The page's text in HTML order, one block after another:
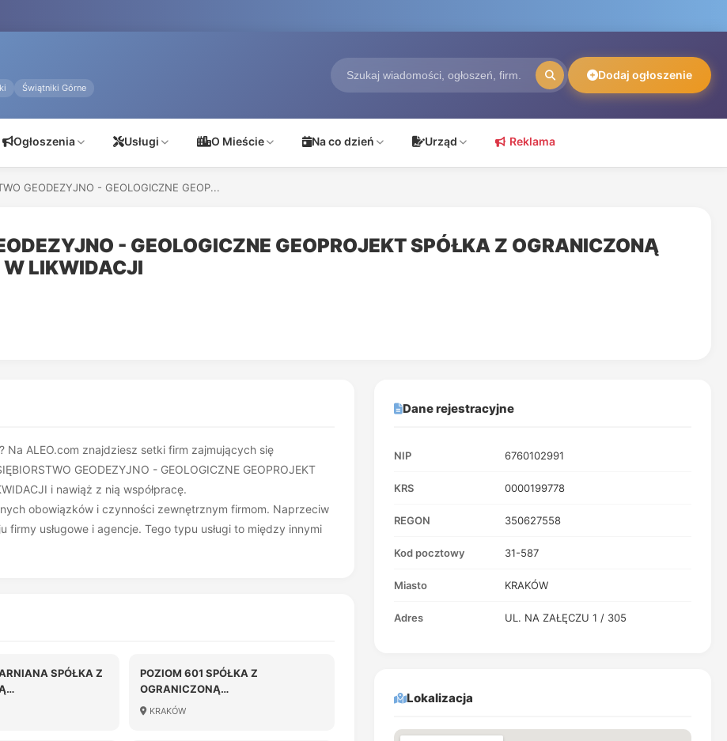
Świątniki Górne
Dodaj ogłoszenie
Ogłoszenia Usługi O Mieście Na co dzień Urząd Reklama
GEODEZYJNO - GEOLOGICZNE GEOP...
- GEOLOGICZNE GEOPROJEKT SPÓŁKA Z OGRANICZONĄ
LIKWIDACJI
ALEO.com znajdziesz setki firm zajmujących się
GEODEZYJNO - GEOLOGICZNE GEOPROJEKT
i nawiąż z nią współpracę.
obowiązków i czynności zewnętrznym firmom. Naprzeciw
usługowe i agencje. Tego typu usługi to między innymi
SPÓŁKA Z
POZIOM 601 SPÓŁKA Z
OGRANICZONĄ
ODPOWIEDZIALNOŚCIĄ
KRAKÓW
Dane rejestracyjne
NIP 6760102991
KRS 0000199778
REGON 350627558
Kod pocztowy 31-587
Miasto KRAKÓW
Adres UL. NA ZAŁĘCZU 1 / 305
Lokalizacja